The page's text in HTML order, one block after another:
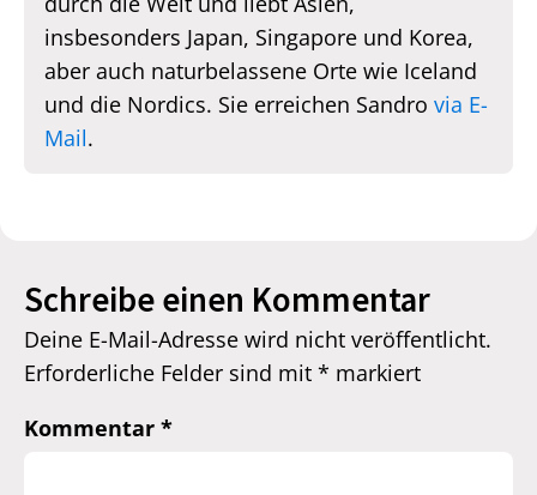
insbesonders Japan, Singapore und Korea,
aber auch naturbelassene Orte wie Iceland
und die Nordics. Sie erreichen Sandro via E-
Mail.
Schreibe einen Kommentar
Deine E-Mail-Adresse wird nicht veröffentlicht.
Erforderliche Felder sind mit * markiert
Kommentar *